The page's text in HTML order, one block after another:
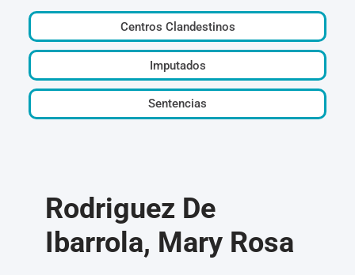
Centros Clandestinos
Imputados
Sentencias
Rodriguez De
Ibarrola, Mary Rosa